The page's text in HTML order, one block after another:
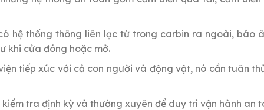
hệ thống thông liên lạc từ trong carbin ra ngoài, báo
khi cửa đóng hoặc mở.
tiếp xúc với cả con người và động vật, nó cần tuân
tra định kỳ và thường xuyên để duy trì vận hành an